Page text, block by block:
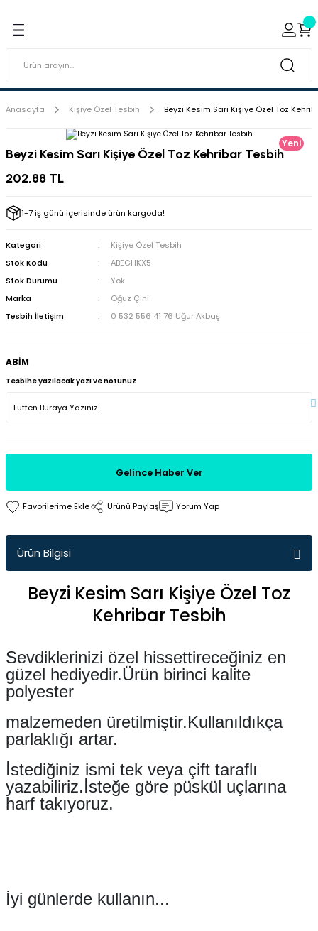
Porselen Boyaları (Toz
Kabartma Boyaları
Tabaklar
Anasayfa Kişiye Özel Tesbih Beyzi Kesim Sarı Kişiye Özel Toz
Yeni
Beyzi Kesim Sarı Kişiye Özel Toz Kehribar Tesbih
202,88 TL
1-7 iş günü içerisinde ürün kargoda!
Kategori
Kişiye Özel Tesbih
Stok Kodu
ABEGHKX5
Stok Durumu
Yok
Marka
Oğuz Çini
Tesbih İletişim
0 532 556 41 76 Uğur Akbaş
ABİM
Tesbihe yazılacak yazı ve notunuz
Gelince Haber Ver
Ürünü Paylaş Yorum Yap
Ürün Bilgisi
Beyzi Kesim Sarı Kişiye Özel Toz
Kehribar Tesbih
Sevdiklerinizi özel hissettireceğiniz en
güzel hediyedir.Ürün birinci kalite
polyester
malzemeden üretilmiştir.Kullanıldıkça
parlaklığı artar.
İstediğiniz ismi tek veya çift taraflı
yazabiliriz.İsteğe göre püskül uçlarına
harf takıyoruz.
İyi günlerde kullanın...